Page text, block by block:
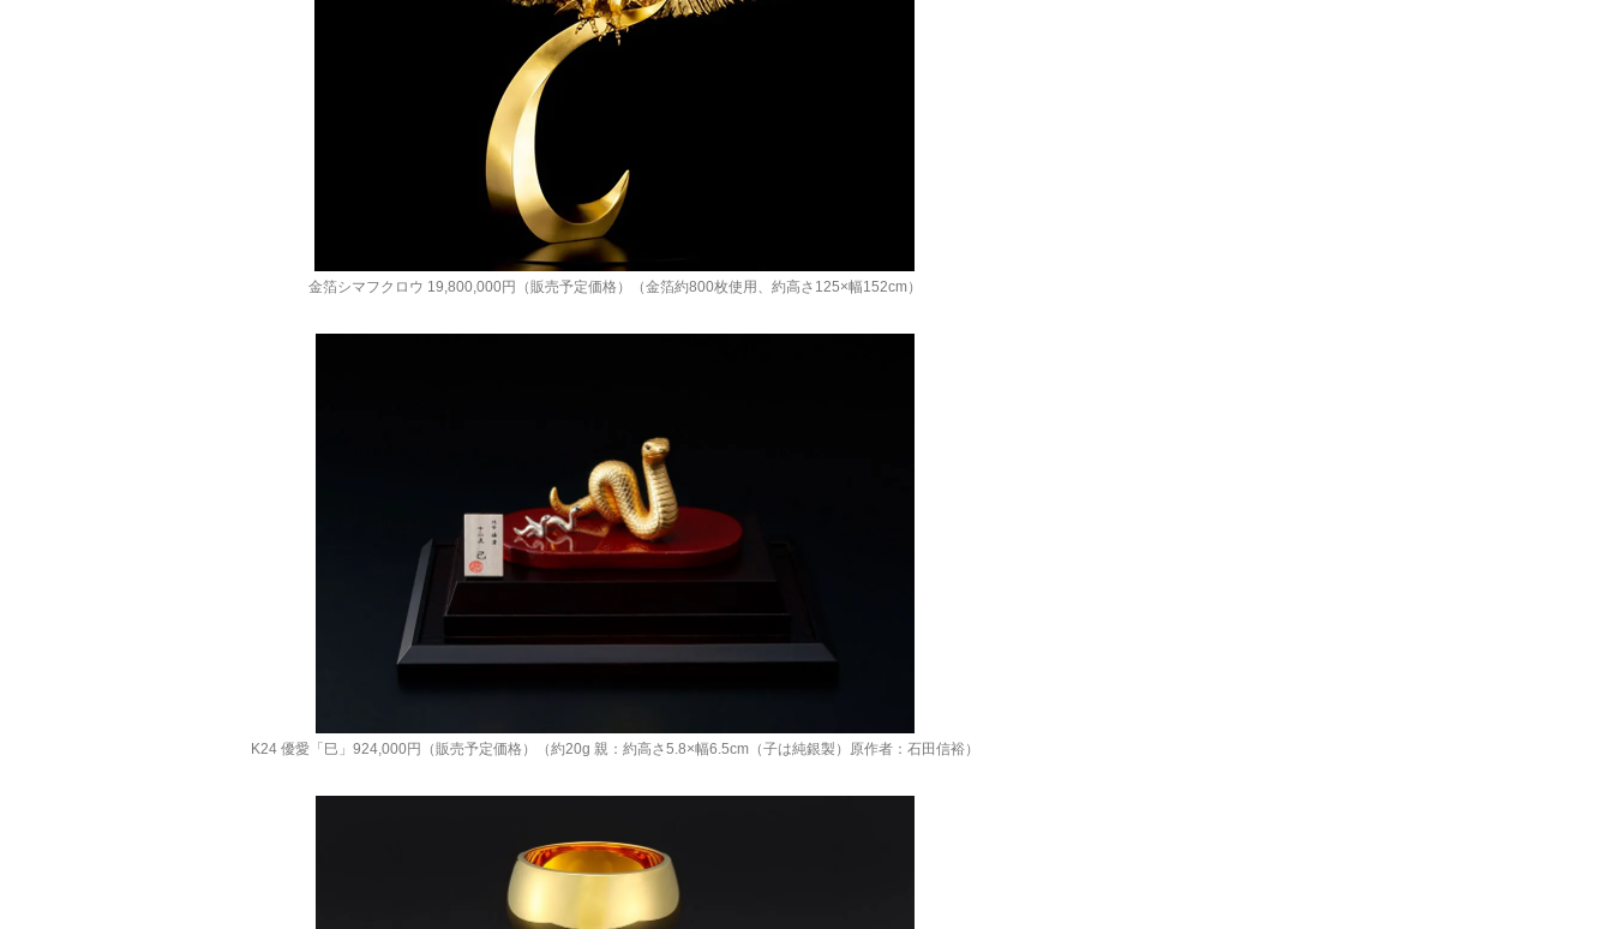
金箔シマフクロウ 19,800,000円（販売予定価格）（金箔約800枚使用、約高さ125×幅152cm）
K24 優愛「巳」924,000円（販売予定価格）（約20g 親：約高さ5.8×幅6.5cm（子は純銀製）原作者：石田信裕）